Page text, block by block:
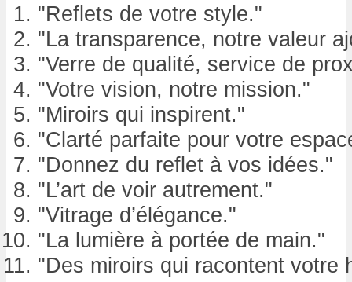
"Reflets de votre style."
"La transparence, notre valeur
"Verre de qualité, service de
"Votre vision, notre mission."
"Miroirs qui inspirent."
"Clarté parfaite pour votre
"Donnez du reflet à vos idées."
"L’art de voir autrement."
"Vitrage d’élégance."
"La lumière à portée de main."
"Des miroirs qui racontent votre